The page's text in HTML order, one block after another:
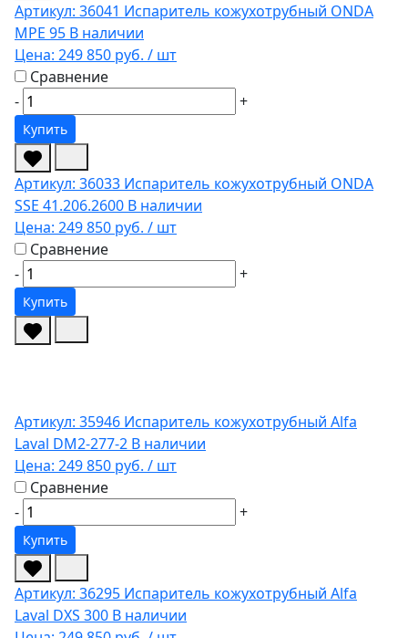
Артикул: 36041 Испаритель кожухотрубный ONDA
MPE 95 В наличии
Цена: 249 850 руб. / шт
Сравнение
-
+
Купить
Артикул: 36033 Испаритель кожухотрубный ONDA
SSE 41.206.2600 В наличии
Цена: 249 850 руб. / шт
Сравнение
-
+
Купить
Артикул: 35946 Испаритель кожухотрубный Alfa
Laval DM2-277-2 В наличии
Цена: 249 850 руб. / шт
Сравнение
-
+
Купить
Артикул: 36295 Испаритель кожухотрубный Alfa
Laval DXS 300 В наличии